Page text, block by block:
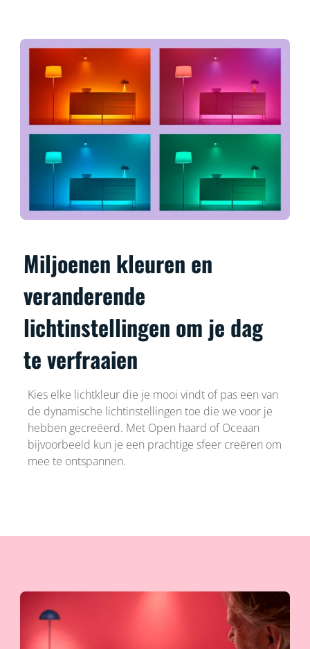
Miljoenen kleuren en
veranderende
lichtinstellingen om je dag
te verfraaien
Kies elke lichtkleur die je mooi vindt of pas een van
de dynamische lichtinstellingen toe die we voor je
hebben gecreëerd. Met Open haard of Oceaan
bijvoorbeeld kun je een prachtige sfeer creëren om
mee te ontspannen.